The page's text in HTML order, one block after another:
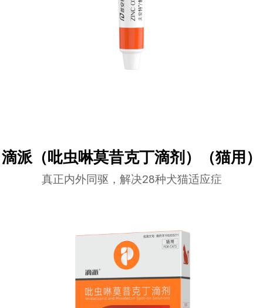
滴派（吡虫啉莫昔克丁滴剂）（猫用）
真正内外同驱，解决28种犬猫适应症